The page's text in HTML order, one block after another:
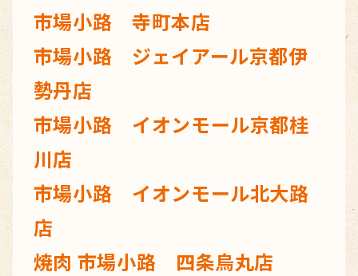
市場小路 寺町本店
市場小路 ジェイアール京都伊
勢丹店
市場小路 イオンモール京都桂
川店
市場小路 イオンモール北大路
店
焼肉 市場小路 四条烏丸店